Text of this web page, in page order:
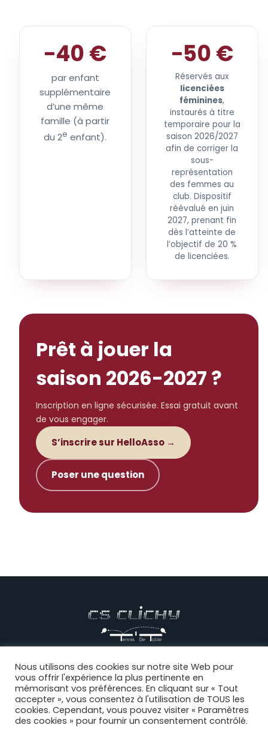
−40 €
par enfant
supplémentaire
d’une même
famille (à partir
du 2e enfant).
−50 €
Réservés aux
licenciées
féminines,
instaurés à titre
temporaire pour la
saison 2026/2027
afin de corriger la
sous-
représentation
des femmes au
club. Dispositif
réévalué en juin
2027, prenant fin
dès l’atteinte de
l’objectif de 20 %
de licenciées.
Prêt à jouer la
saison 2026-2027 ?
Inscription en ligne sécurisée. Essai gratuit avant
de vous engager.
S’inscrire sur HelloAsso →
Poser une question
© CS CLICHY Tennis de Table, Tous droits réservés | Mentions
légales|CGV|Politique de confidentialité|Règlement intérieur
Connexion
Nous utilisons des cookies sur notre site Web pour
vous offrir l'expérience la plus pertinente en
mémorisant vos préférences. En cliquant sur « Tout
accepter », vous consentez à l'utilisation de TOUS les
cookies. Cependant, vous pouvez visiter « Paramètres
des cookies » pour fournir un consentement contrôlé.